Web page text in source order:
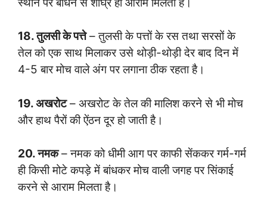
18. तुलसी के पत्ते– तुलसी के पत्तों के रस तथा सरसों के
तेल को एक साथ मिलाकर उसे थोड़ी-थोड़ी देर बाद दिन में
4-5 बार मोच वाले अंग पर लगाना ठीक रहता है।
19. अखरोट– अखरोट के तेल की मालिश करने से भी मोच
और हाथ पैरों की ऐंठन दूर हो जाती है।
20. नमक– नमक को धीमी आग पर काफी सेंककर गर्म-गर्म
ही किसी मोटे कपड़े में बांधकर मोच वाली जगह पर सिंकाई
करने से आराम मिलता है।